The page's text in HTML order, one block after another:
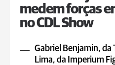
medem forças
no CDL Show
Gabriel Benjamin, da
Lima, da Imperium